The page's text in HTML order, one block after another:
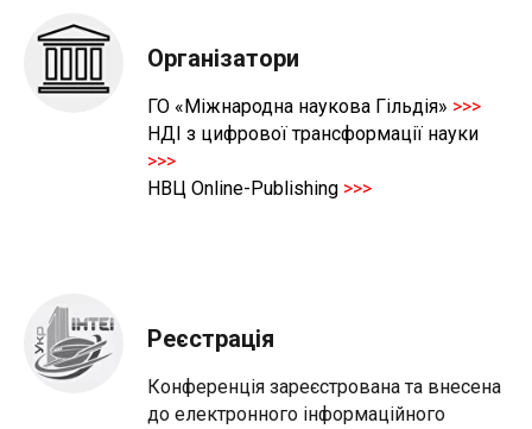
Організатори
ГО «Міжнародна наукова Гільдія» >>>
НДІ з цифрової трансформації науки
>>>
НВЦ Оnline-Publishing >>>
Реєстрація
Конференція зареєстрована та внесена
до електронного інформаційного